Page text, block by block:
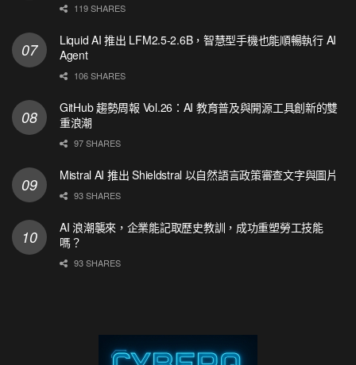
119 SHARES
Liquid AI 推出 LFM2.5-2.6B，智慧型手機也能順暢執行 AI
Agent
106 SHARES
GitHub 趨勢周報 Vol.26：AI 教育普及與開源工具創新的雙
重浪潮
97 SHARES
Mistral AI 推出 Shieldstral 以自然語言政策審查文字與圖片
93 SHARES
AI 浪潮襲來，企業能記取歷史教訓，成功重塑勞工技能
嗎？
93 SHARES